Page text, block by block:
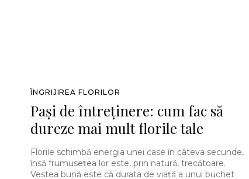
ÎNGRIJIREA FLORILOR
Pași de întreținere: cum fac să
dureze mai mult florile tale
Florile schimbă energia unei case în câteva secunde,
însă frumusețea lor este, prin natură, trecătoare.
Vestea bună este că durata de viață a unui buchet